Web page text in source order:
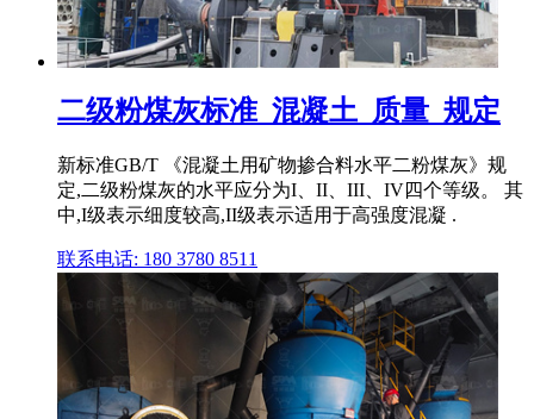
二级粉煤灰标准_混凝土_质量_规定
新标准GB/T 《混凝土用矿物掺合料水平二粉煤灰》规
定,二级粉煤灰的水平应分为I、II、III、IV四个等级。 其
中,I级表示细度较高,II级表示适用于高强度混凝 .
联系电话: 180 3780 8511